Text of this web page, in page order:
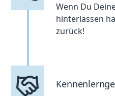
Wenn Du
hinterlassen
zurück!